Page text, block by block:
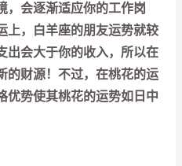
，会逐渐适应你的工作岗
上，白羊座的朋友运势就较
出会大于你的收入，所以在
的财源！不过，在桃花的运
优势使其桃花的运势如日中